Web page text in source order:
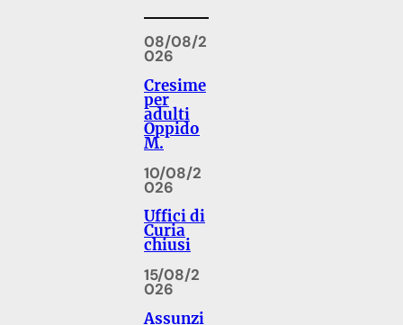
08/08/2
026
Cresime
per
adulti
Oppido
M.
10/08/2
026
Uffici di
Curia
chiusi
15/08/2
026
Assunzi